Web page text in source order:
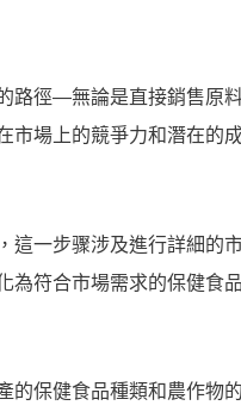
路徑—無論是直接銷售原
市場上的競爭力和潛在的
這一步骤涉及進行詳細的
為符合市場需求的保健食
的保健食品種類和農作物